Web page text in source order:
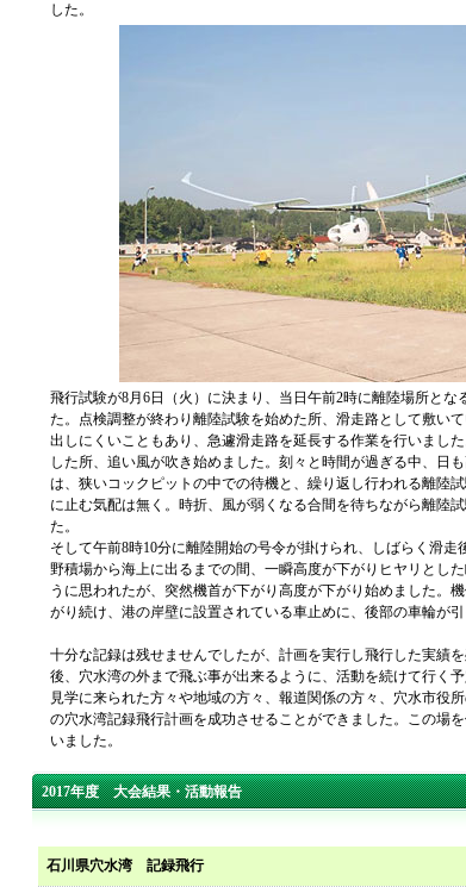
した。
飛行試験が8月6日（火）に決まり、当日午前2時に離陸場所と
た。点検調整が終わり離陸試験を始めた所、滑走路として敷い
出しにくいこともあり、急遽滑走路を延長する作業を行いまし
した所、追い風が吹き始めました。刻々と時間が過ぎる中、日
は、狭いコックピットの中での待機と、繰り返し行われる離陸
に止む気配は無く。時折、風が弱くなる合間を待ちながら離陸
た。
そして午前8時10分に離陸開始の号令が掛けられ、しばらく滑走
野積場から海上に出るまでの間、一瞬高度が下がりヒヤリとし
うに思われたが、突然機首が下がり高度が下がり始めました。
がり続け、港の岸壁に設置されている車止めに、後部の車輪が
十分な記録は残せませんでしたが、計画を実行し飛行した実績
後、穴水湾の外まで飛ぶ事が出来るように、活動を続けて行く予
見学に来られた方々や地域の方々、報道関係の方々、穴水市役
の穴水湾記録飛行計画を成功させることができました。この場
いました。
2017年度 大会結果・活動報告
石川県穴水湾 記録飛行